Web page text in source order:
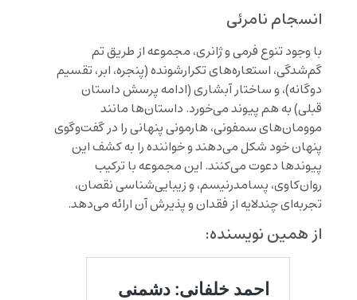
انسجام نامرئی
با وجود تنوع فرمی و ژانری، مجموعه از طریق تم
گم‌شدگی، استعاره‌های تکرارشونده (پنجره، ابر، تقسیم
دوگانه)، و ساختار آبشاری (ادامه پرسش داستان
قبلی) به هم پیوند می‌خورد. داستان‌ها مانند
موومان‌های سمفونی، هارمونی پنهانی را در گفت‌وگوی
پنهان خود شکل می‌دهند و خواننده را به کشف این
پیوندها دعوت می‌کنند. این مجموعه با ترکیب
روان‌کاوی، پسامدرنیسم، و زیبایی‌شناسی نقصان،
تجربه‌ای چندلایه از فقدان و پذیرش آن ارائه می‌دهد.
از همین نویسنده: